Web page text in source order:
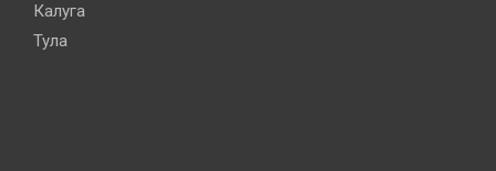
Калуга
Тула